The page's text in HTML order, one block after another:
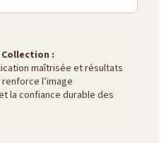
:
maîtrisée et résultats
l’image
la confiance durable des